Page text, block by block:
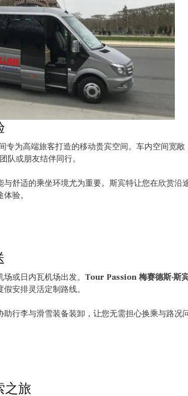
专为高端旅客打造的移动贵宾空间。车内空间宽敞
队或朋友结伴同行。
舒适的乘坐环境尤为重要。斯宾特让您在欣赏沿
验。
或日内瓦机场出发。 Tour Passion 梅赛德斯·斯
安排灵活定制路线。
行李与滑雪装备装卸，让您无需担心换乘与路况问
之旅